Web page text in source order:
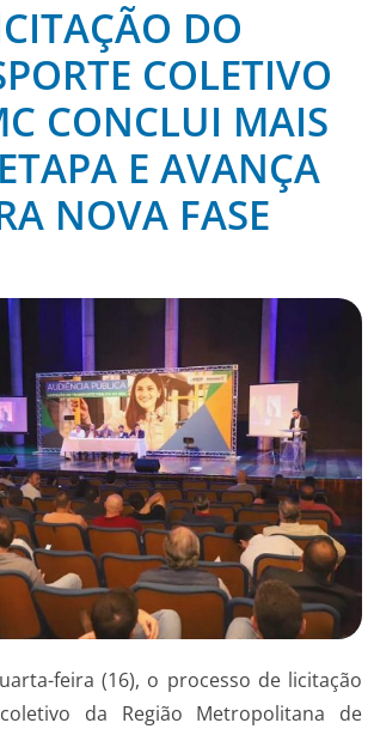
DO
COLETIVO
CONCLUI MAIS
E AVANÇA
NOVA FASE
feira (16), o processo de licitação
da Região Metropolitana de